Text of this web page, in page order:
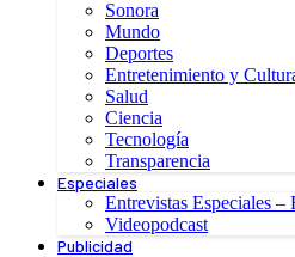
Sonora
Mundo
Deportes
Entretenimiento y
Salud
Ciencia
Tecnología
Transparencia
Especiales
Entrevistas Especiales –
Videopodcast
Publicidad